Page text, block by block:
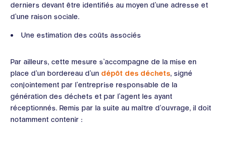
derniers devant être identifiés au moyen d’une adresse et
d’une raison sociale.
Une estimation des coûts associés
Par ailleurs, cette mesure s’accompagne de la mise en
place d’un bordereau d’undépôt des déchets, signé
conjointement par l’entreprise responsable de la
génération des déchets et par l’agent les ayant
réceptionnés. Remis par la suite au maître d’ouvrage, il doit
notamment contenir :